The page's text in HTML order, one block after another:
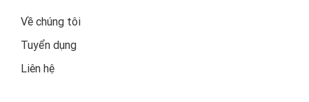
Về chúng tôi
Tuyển dụng
Liên hệ